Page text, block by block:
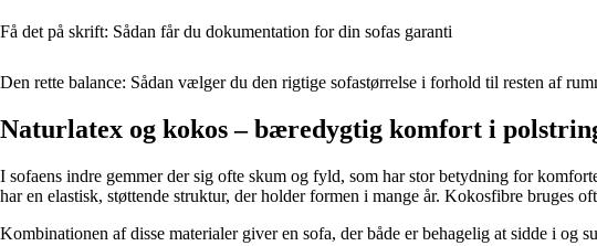
Få det på skrift: Sådan får du dokumentation for din sofas garanti
Den rette balance: Sådan vælger du den rigtige sofastørrelse i forhold til resten af
Naturlatex og kokos – bæredygtig komfort i
I sofaens indre gemmer der sig ofte skum og fyld, som har stor betydning for
har en elastisk, støttende struktur, der holder formen i mange år. Kokosfibre bruges
Kombinationen af disse materialer giver en sofa, der både er behagelig at sidde i og